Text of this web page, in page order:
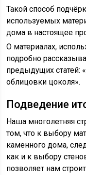
Такой способ
используемых
дома в настоящее
О материалах,
подробно
предыдущих статей:
облицовки цоколя».
Подведение
Наша многолетняя
том, что к выбору
каменного дома,
как и к выбору
позволяет нам